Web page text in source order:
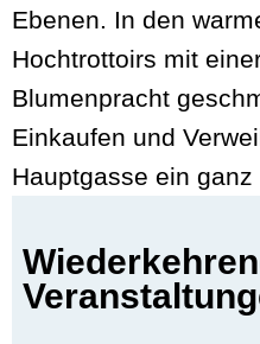
Ebenen. In den
Hochtrottoirs mit
Blumenpracht
Einkaufen und
Hauptgasse ein